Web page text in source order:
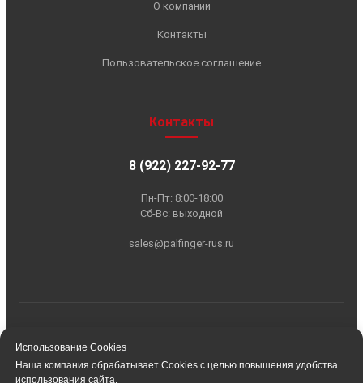
Использование Cookies
Наша компания обрабатывает Cookies с целью повышения удобства
использования сайта.